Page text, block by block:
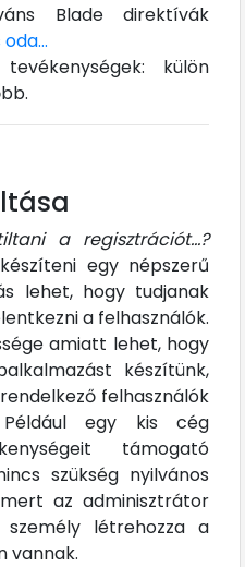
Blade direktívák
külön
a regisztrációt...?
egy népszerű
lehet, hogy tudjanak
a felhasználók.
amiatt lehet, hogy
készítünk,
felhasználók
egy kis cég
támogató
szükség nyilvános
az adminisztrátor
létrehozza a
vannak.